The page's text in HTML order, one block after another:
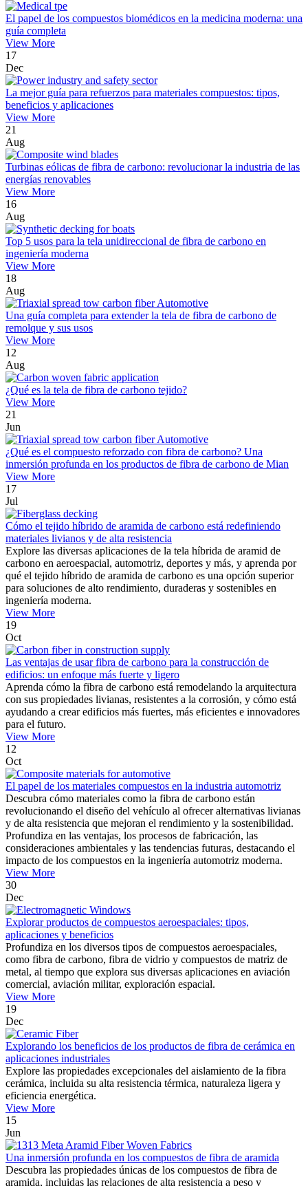
El papel de los compuestos biomédicos en la medicina moderna: una
guía completa
View More
17
Dec
La mejor guía para refuerzos para materiales compuestos: tipos,
beneficios y aplicaciones
View More
21
Aug
Turbinas eólicas de fibra de carbono: revolucionar la industria de las
energías renovables
View More
16
Aug
Top 5 usos para la tela unidireccional de fibra de carbono en
ingeniería moderna
View More
18
Aug
Una guía completa para extender la tela de fibra de carbono de
remolque y sus usos
View More
12
Aug
¿Qué es la tela de fibra de carbono tejido?
View More
21
Jun
¿Qué es el compuesto reforzado con fibra de carbono? Una
inmersión profunda en los productos de fibra de carbono de Mian
View More
17
Jul
Cómo el tejido híbrido de aramida de carbono está redefiniendo
materiales livianos y de alta resistencia
Explore las diversas aplicaciones de la tela híbrida de aramid de
carbono en aeroespacial, automotriz, deportes y más, y aprenda por
qué el tejido híbrido de aramida de carbono es una opción superior
para soluciones de alto rendimiento, duraderas y sostenibles en
ingeniería moderna.
View More
19
Oct
Las ventajas de usar fibra de carbono para la construcción de
edificios: un enfoque más fuerte y ligero
Aprenda cómo la fibra de carbono está remodelando la arquitectura
con sus propiedades livianas, resistentes a la corrosión, y cómo está
ayudando a crear edificios más fuertes, más eficientes e innovadores
para el futuro.
View More
12
Oct
El papel de los materiales compuestos en la industria automotriz
Descubra cómo materiales como la fibra de carbono están
revolucionando el diseño del vehículo al ofrecer alternativas livianas
y de alta resistencia que mejoran el rendimiento y la sostenibilidad.
Profundiza en las ventajas, los procesos de fabricación, las
consideraciones ambientales y las tendencias futuras, destacando el
impacto de los compuestos en la ingeniería automotriz moderna.
View More
30
Dec
Explorar productos de compuestos aeroespaciales: tipos,
aplicaciones y beneficios
Profundiza en los diversos tipos de compuestos aeroespaciales,
como fibra de carbono, fibra de vidrio y compuestos de matriz de
metal, al tiempo que explora sus diversas aplicaciones en aviación
comercial, aviación militar, exploración espacial.
View More
19
Dec
Explorando los beneficios de los productos de fibra de cerámica en
aplicaciones industriales
Explore las propiedades excepcionales del aislamiento de la fibra
cerámica, incluida su alta resistencia térmica, naturaleza ligera y
eficiencia energética.
View More
15
Jun
Una inmersión profunda en los compuestos de fibra de aramida
Descubra las propiedades únicas de los compuestos de fibra de
aramida, incluidas las relaciones de alta resistencia a peso y